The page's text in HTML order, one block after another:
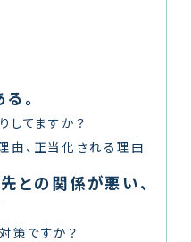
。
してますか？
由、正当化される理由
との関係が悪い、
策ですか？